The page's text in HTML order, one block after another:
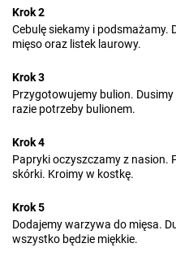
Krok 2
Cebulę siekamy i podsmażamy.
mięso oraz listek laurowy.
Krok 3
Przygotowujemy bulion.
razie potrzeby bulionem.
Krok 4
Papryki oczyszczamy z nasion.
skórki. Kroimy w kostkę.
Krok 5
Dodajemy warzywa do mięsa.
wszystko będzie miękkie.